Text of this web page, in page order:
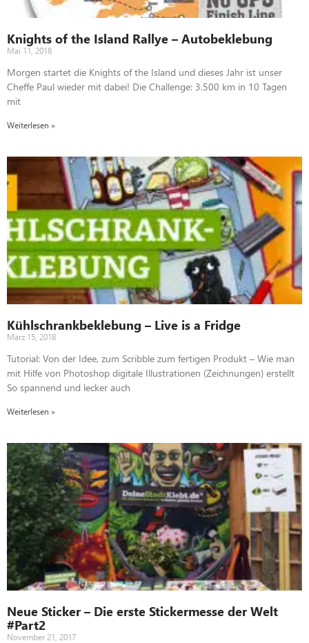
Knights of the Island Rallye – Autobeklebung
Mai 11, 2018
Morgen startet die Knights of the Island und dieses Jahr ist unser
Cheffe Paul wieder mit dabei! Die Challenge: 3.500 km in 10 Tagen
mit
Weiterlesen »
Kühlschrankbeklebung – Live is a Fridge
März 15, 2018
Tutorial: Von der Idee, zum Scribble zum fertigen Produkt – Wie man
mit Hilfe von Photoshop digitale Illustrationen (Zeichnungen) erstellt
So spannend und lecker auch
Weiterlesen »
Neue Sticker – Die erste Stickermesse der Welt
#Part2
November 21, 2017